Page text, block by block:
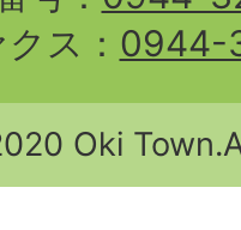
ス： 0944-
Oki